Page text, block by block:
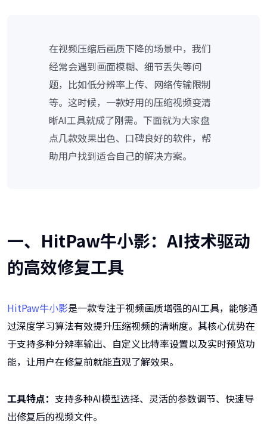
在视频压缩后画质下降的场景中，我们
经常会遇到画面模糊、细节丢失等问
题，比如低分辨率上传、网络传输限制
等。这时候，一款好用的压缩视频变清
晰AI工具就成了刚需。下面就为大家盘
点几款效果出色、口碑良好的软件，帮
助用户找到适合自己的解决方案。
一、HitPaw牛小影：AI技术驱动
的高效修复工具
HitPaw牛小影是一款专注于视频画质增强的AI工具，能够通
过深度学习算法有效提升压缩视频的清晰度。其核心优势在
于支持多种分辨率输出、自定义比特率设置以及实时预览功
能，让用户在修复前就能直观了解效果。
工具特点： 支持多种AI模型选择、灵活的参数调节、快速导
出修复后的视频文件。